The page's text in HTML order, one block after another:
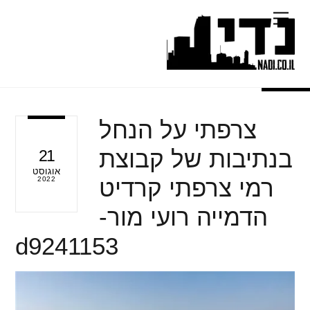
content
Menu
21
אוגוסט
2022
צרפתי על הנחל
בנתיבות של קבוצת
רמי צרפתי קרדיט
הדמייה רועי מור-
d9241153